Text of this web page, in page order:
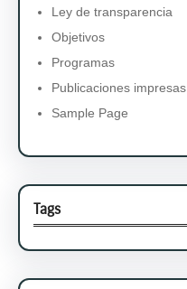
Ley de transparencia
Objetivos
Programas
Publicaciones impresas
Sample Page
Tags